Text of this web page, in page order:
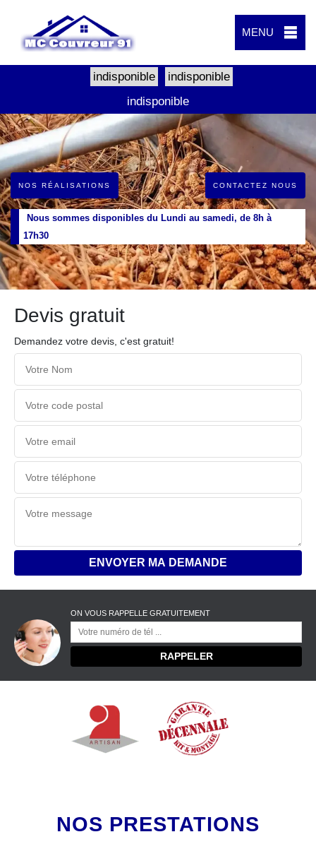
MENU
indisponible
indisponible
indisponible
NOS RÉALISATIONS CONTACTEZ NOUS
Nous sommes disponibles du Lundi au samedi, de 8h à
17h30
Devis gratuit
Demandez votre devis, c'est gratuit!
ON VOUS RAPPELLE GRATUITEMENT
NOS PRESTATIONS